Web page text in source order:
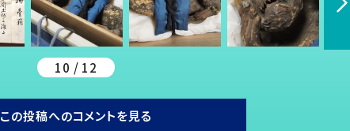
10 / 12
この投稿へのコメントを見る